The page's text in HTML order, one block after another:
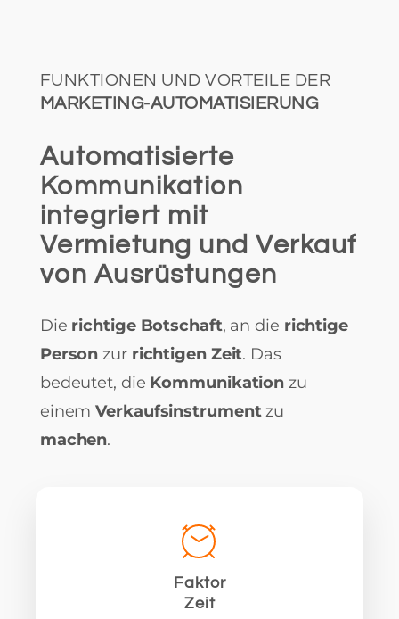
FUNKTIONEN UND VORTEILE DER
MARKETING-AUTOMATISIERUNG
Automatisierte
Kommunikation
integriert mit
Vermietung und Verkauf
von Ausrüstungen
Die richtige Botschaft, an die richtige
Personzur richtigen Zeit. Das
bedeutet, die Kommunikationzu
einemVerkaufsinstrumentzu
machen.
Faktor
Zeit